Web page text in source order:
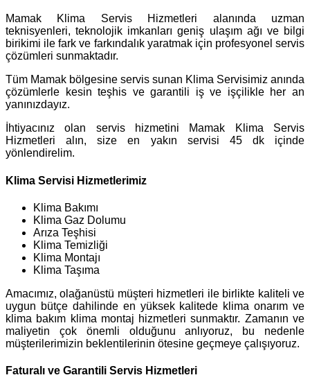
Mamak Klima Servis Hizmetleri alanında uzman
teknisyenleri, teknolojik imkanları geniş ulaşım ağı ve bilgi
birikimi ile fark ve farkındalık yaratmak için profesyonel servis
çözümleri sunmaktadır.
Tüm Mamak bölgesine servis sunan Klima Servisimiz anında
çözümlerle kesin teşhis ve garantili iş ve işçilikle her an
yanınızdayız.
İhtiyacınız olan servis hizmetini Mamak Klima Servis
Hizmetleri alın, size en yakın servisi 45 dk içinde
yönlendirelim.
Klima Servisi Hizmetlerimiz
Klima Bakımı
Klima Gaz Dolumu
Arıza Teşhisi
Klima Temizliği
Klima Montajı
Klima Taşıma
Amacımız, olağanüstü müşteri hizmetleri ile birlikte kaliteli ve
uygun bütçe dahilinde en yüksek kalitede klima onarım ve
klima bakım klima montaj hizmetleri sunmaktır. Zamanın ve
maliyetin çok önemli olduğunu anlıyoruz, bu nedenle
müşterilerimizin beklentilerinin ötesine geçmeye çalışıyoruz.
Faturalı ve Garantili Servis Hizmetleri